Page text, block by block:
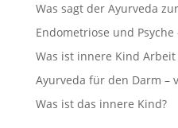
Was sagt der Ayurveda
Endometriose und
Was ist innere Kind Arbeit
Ayurveda für den Darm –
Was ist das innere Kind?